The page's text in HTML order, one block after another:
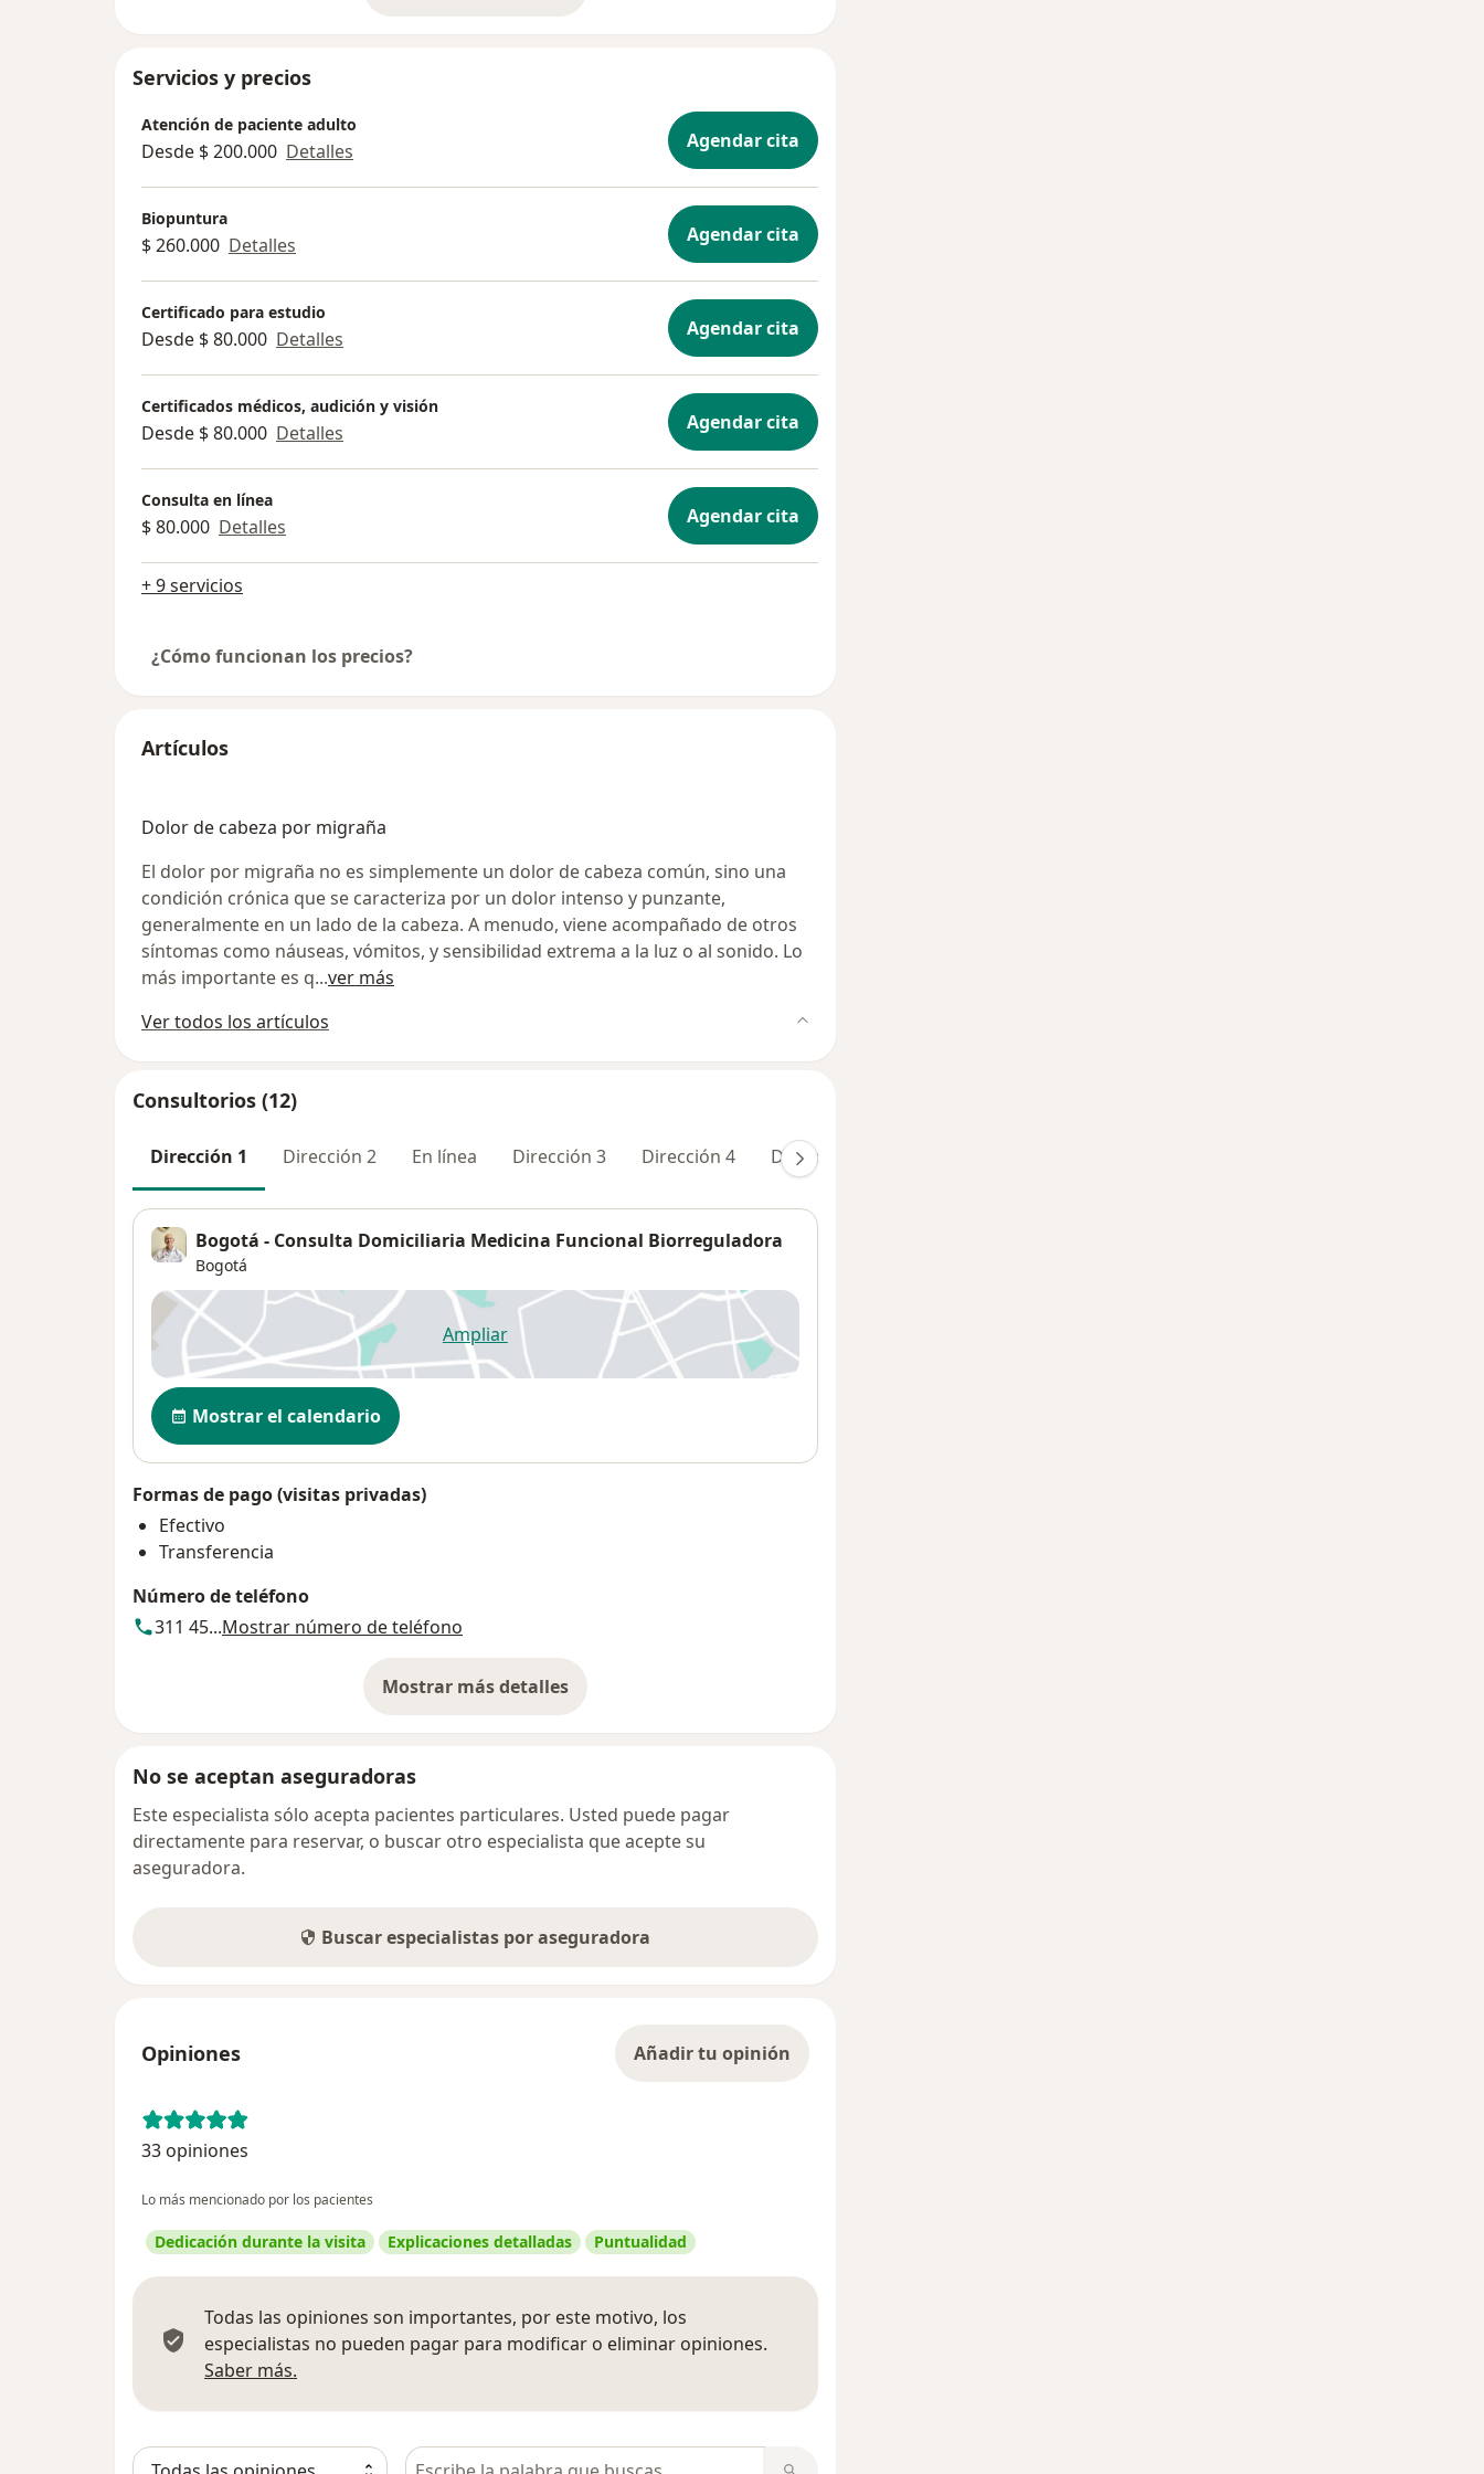
Servicios y precios
Atención de paciente adulto
Desde $ 200.000 Detalles Agendar cita
Biopuntura
$ 260.000 Detalles Agendar cita
Certificado para estudio
Desde $ 80.000 Detalles Agendar cita
Certificados médicos, audición y visión
Desde $ 80.000 Detalles Agendar cita
Consulta en línea
$ 80.000 Detalles Agendar cita
+ 9 servicios
¿Cómo funcionan los precios?
Artículos
Dolor de cabeza por migraña
El dolor por migraña no es simplemente un dolor de cabeza común, sino una
condición crónica que se caracteriza por un dolor intenso y punzante,
generalmente en un lado de la cabeza. A menudo, viene acompañado de otros
síntomas como náuseas, vómitos, y sensibilidad extrema a la luz o al sonido. Lo
más importante es q...ver más
Ver todos los artículos
Consultorios (12)
Dirección 1 Dirección 2 En línea Dirección 3 Dirección 4 Dirección 5
Bogotá - Consulta Domiciliaria Medicina Funcional Biorreguladora
Bogotá
Ampliarse abre en una nueva pestaña
Disponibilidad
Mostrar el calendario
Formas de pago (visitas privadas)
Efectivo
Transferencia
Número de teléfono
311 45...Mostrar número de teléfono
Mostrar más detalles
sobre la dirección
No se aceptan aseguradoras
Este especialista sólo acepta pacientes particulares. Usted puede pagar
directamente para reservar, o buscar otro especialista que acepte su
aseguradora.
Buscar especialistas por aseguradora
Opiniones Añadir tu opinión
33 opiniones
Lo más mencionado por los pacientes
Dedicación durante la visita Explicaciones detalladas Puntualidad
Todas las opiniones son importantes, por este motivo, los
especialistas no pueden pagar para modificar o eliminar opiniones.
Saber más.
Busca en opiniones